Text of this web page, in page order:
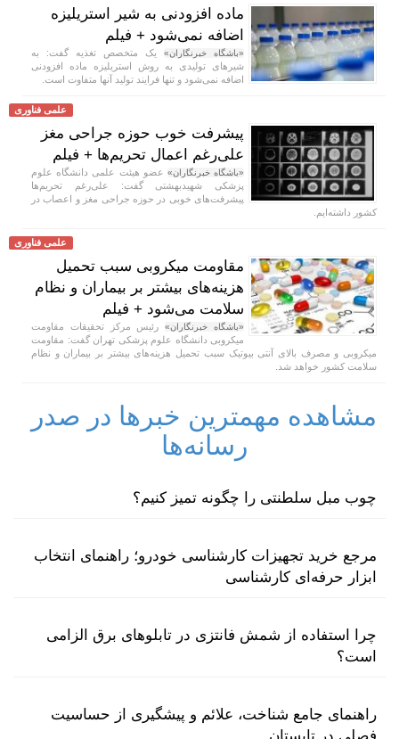
ماده افزودنی به شیر استریلیزه
اضافه نمی‌شود + فیلم
«باشگاه خبرنگاران» یک متخصص تغذیه گفت: به
شیر‌های تولیدی به روش استریلیزه ماده افزودنی
اضافه نمی‌شود و تنها فرایند تولید آنها متفاوت است.
علمی فناوری
پیشرفت خوب حوزه جراحی مغز
علی‌رغم اعمال تحریم‌ها + فیلم
«باشگاه خبرنگاران» عضو هیئت علمی دانشگاه علوم
پزشکی شهیدبهشتی گفت: علی‌رغم تحریم‌ها
پیشرفت‌های خوبی در حوزه جراحی مغز و اعصاب در
کشور داشته‌ایم.
علمی فناوری
مقاومت میکروبی سبب تحمیل
هزینه‌های بیشتر بر بیماران و نظام
سلامت می‌شود + فیلم
«باشگاه خبرنگاران»رئیس مرکز تحقیقات مقاومت
میکروبی دانشگاه علوم پزشکی تهران گفت: مقاومت
میکروبی و مصرف بالای آنتی بیوتیک سبب تحمیل هزینه‌های بیشتر بر بیماران و نظام
سلامت کشور خواهد شد.
مشاهده مهمترین خبرها در صدر
رسانه‌ها
چوب مبل سلطنتی را چگونه تمیز کنیم؟
مرجع خرید تجهیزات کارشناسی خودرو؛ راهنمای انتخاب
ابزار حرفه‌ای کارشناسی
چرا استفاده از شمش فانتزی در تابلوهای برق الزامی
است؟
راهنمای جامع شناخت، علائم و پیشگیری از حساسیت
فصلی در تابستان